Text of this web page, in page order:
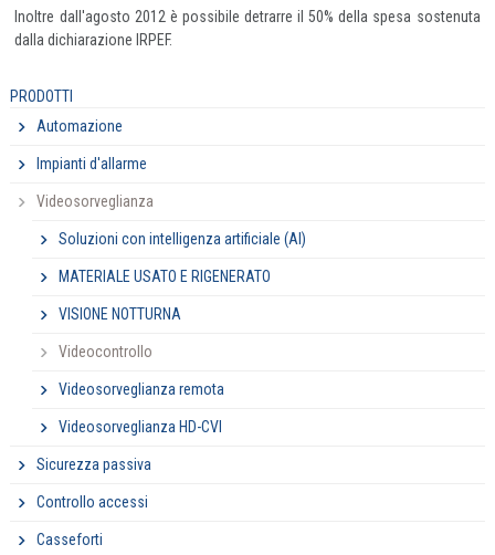
Inoltre dall'agosto 2012 è possibile detrarre il 50% della spesa sostenuta
dalla dichiarazione IRPEF.
PRODOTTI
Automazione
Impianti d'allarme
Videosorveglianza
Soluzioni con intelligenza artificiale (AI)
MATERIALE USATO E RIGENERATO
VISIONE NOTTURNA
Videocontrollo
Videosorveglianza remota
Videosorveglianza HD-CVI
Sicurezza passiva
Controllo accessi
Casseforti